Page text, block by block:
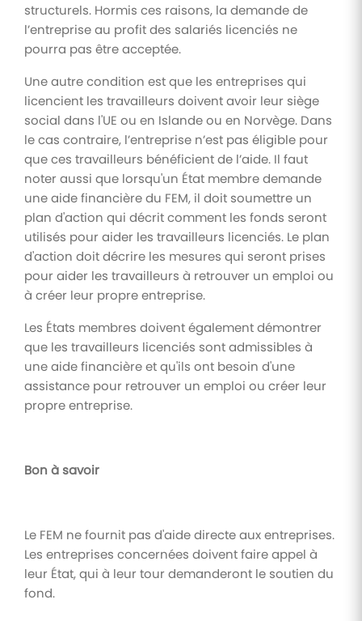
structurels. Hormis ces raisons, la demande de
l’entreprise au profit des salariés licenciés ne
pourra pas être acceptée.
Une autre condition est que les entreprises qui
licencient les travailleurs doivent avoir leur siège
social dans l'UE ou en Islande ou en Norvège. Dans
le cas contraire, l’entreprise n’est pas éligible pour
que ces travailleurs bénéficient de l’aide. Il faut
noter aussi que lorsqu'un État membre demande
une aide financière du FEM, il doit soumettre un
plan d'action qui décrit comment les fonds seront
utilisés pour aider les travailleurs licenciés. Le plan
d'action doit décrire les mesures qui seront prises
pour aider les travailleurs à retrouver un emploi ou
à créer leur propre entreprise.
Les États membres doivent également démontrer
que les travailleurs licenciés sont admissibles à
une aide financière et qu'ils ont besoin d'une
assistance pour retrouver un emploi ou créer leur
propre entreprise.
Bon à savoir
Le FEM ne fournit pas d'aide directe aux entreprises.
Les entreprises concernées doivent faire appel à
leur État, qui à leur tour demanderont le soutien du
fond.